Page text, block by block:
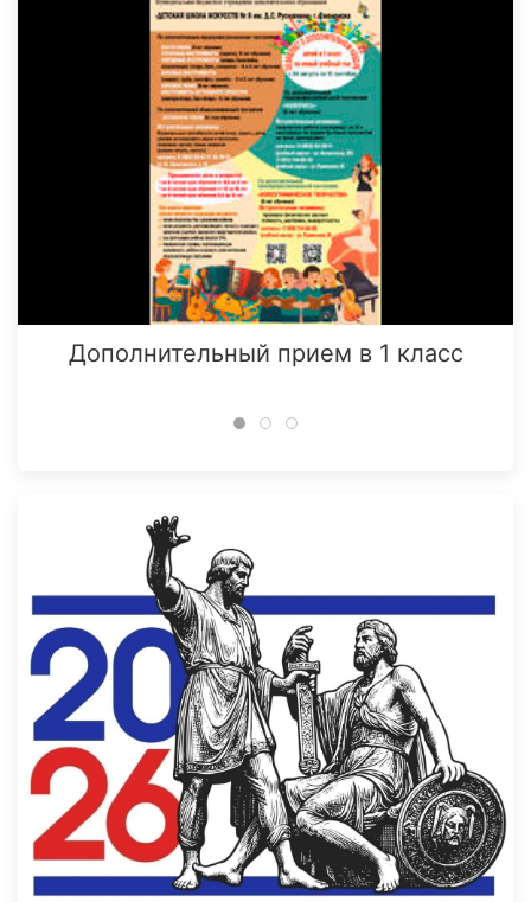
Дополнительный прием в 1 класс